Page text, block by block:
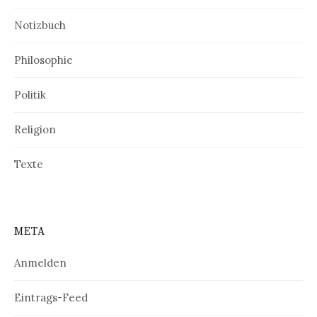
Notizbuch
Philosophie
Politik
Religion
Texte
META
Anmelden
Eintrags-Feed